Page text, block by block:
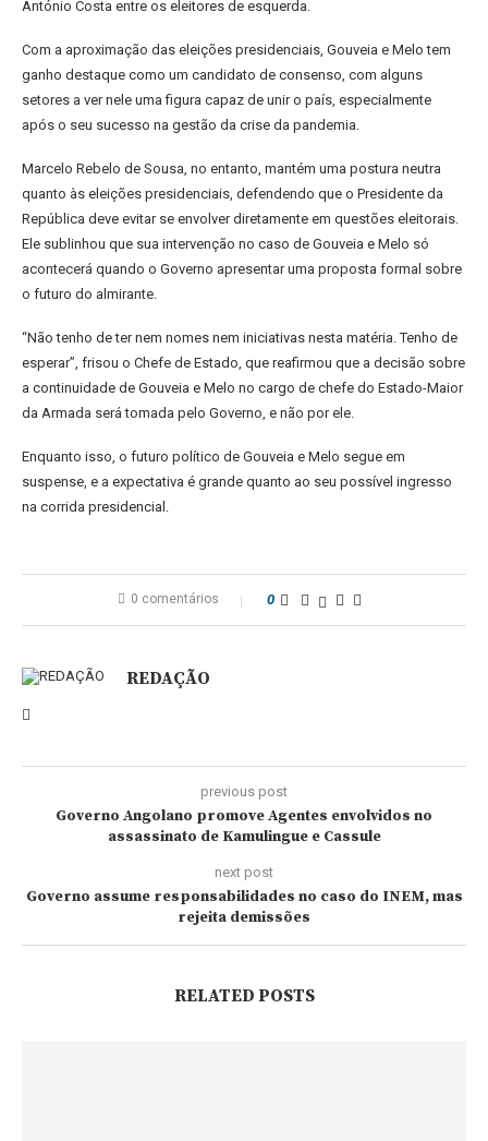
António Costa entre os eleitores de esquerda.
Com a aproximação das eleições presidenciais, Gouveia e Melo tem
ganho destaque como um candidato de consenso, com alguns
setores a ver nele uma figura capaz de unir o país, especialmente
após o seu sucesso na gestão da crise da pandemia.
Marcelo Rebelo de Sousa, no entanto, mantém uma postura neutra
quanto às eleições presidenciais, defendendo que o Presidente da
República deve evitar se envolver diretamente em questões eleitorais.
Ele sublinhou que sua intervenção no caso de Gouveia e Melo só
acontecerá quando o Governo apresentar uma proposta formal sobre
o futuro do almirante.
“Não tenho de ter nem nomes nem iniciativas nesta matéria. Tenho de
esperar”, frisou o Chefe de Estado, que reafirmou que a decisão sobre
a continuidade de Gouveia e Melo no cargo de chefe do Estado-Maior
da Armada será tomada pelo Governo, e não por ele.
Enquanto isso, o futuro político de Gouveia e Melo segue em
suspense, e a expectativa é grande quanto ao seu possível ingresso
na corrida presidencial.
0 comentários 0
REDAÇÃO
previous post
Governo Angolano promove Agentes envolvidos no
assassinato de Kamulingue e Cassule
next post
Governo assume responsabilidades no caso do INEM, mas
rejeita demissões
RELATED POSTS